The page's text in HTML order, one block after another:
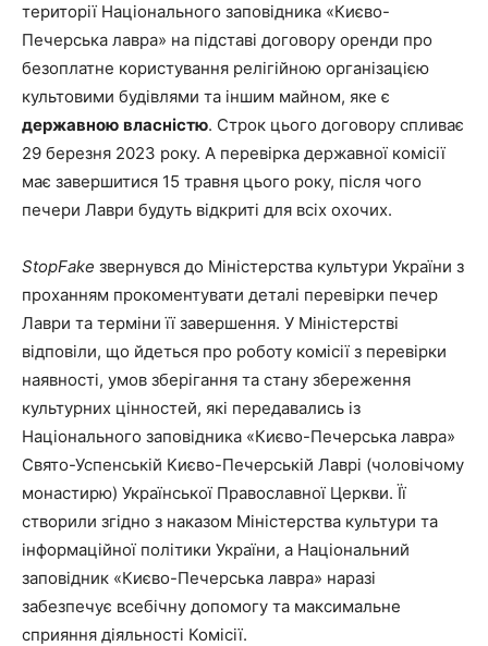
території Національного заповідника «Києво-
Печерська лавра» на підставі договору оренди про
безоплатне користування релігійною організацією
культовими будівлями та іншим майном, яке є
державною власністю. Строк цього договору спливає
29 березня 2023 року. А перевірка державної комісії
має завершитися 15 травня цього року, після чого
печери Лаври будуть відкриті для всіх охочих.
StopFake звернувся до Міністерства культури України з
проханням прокоментувати деталі перевірки печер
Лаври та терміни її завершення. У Міністерстві
відповіли, що йдеться про роботу комісії з перевірки
наявності, умов зберігання та стану збереження
культурних цінностей, які передавались із
Національного заповідника «Києво-Печерська лавра»
Свято-Успенській Києво-Печерській Лаврі (чоловічому
монастирю) Української Православної Церкви. Її
створили згідно з наказом Міністерства культури та
інформаційної політики України, а Національний
заповідник «Києво-Печерська лавра» наразі
забезпечує всебічну допомогу та максимальне
сприяння діяльності Комісії.